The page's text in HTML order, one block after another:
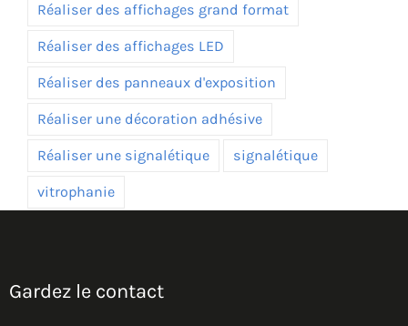
Réaliser des affichages grand format
Réaliser des affichages LED
Réaliser des panneaux d'exposition
Réaliser une décoration adhésive
Réaliser une signalétique signalétique
vitrophanie
Gardez le contact